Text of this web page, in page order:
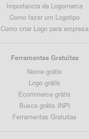
Importancia da Logomarca
Como fazer um Logotipo
Como criar Logo para empresa
Ferramentas Gratuitas
Nome grátis
Logo grátis
Ecommerce grátis
Busca grátis INPI
Ferramentas Gratuitas